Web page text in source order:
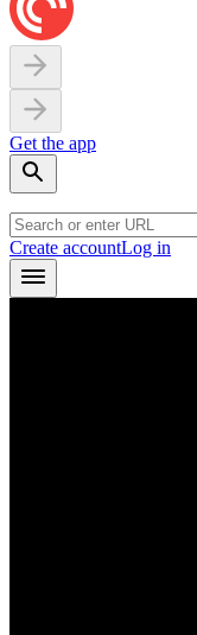
Get the app
Create accountLog in